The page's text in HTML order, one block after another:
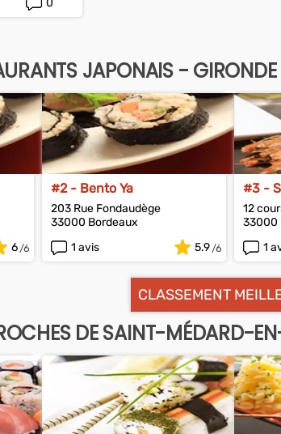
JAPONAIS - GIRONDE
6
#2 - Bento Ya
203 Rue Fondaudège
33000 Bordeaux
1 avis
5.9
#3 -
12
33000
1
CLASSEMENT
DE SAINT-MÉDARD-